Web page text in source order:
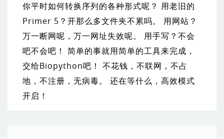
你平时如何转换序列的各种形式呢？ 用老旧的
Primer 5？开那么多文件夹不累吗。 用网站？
万一断网呢，万一网址失效呢。 用手写？不会
吧不会吧！ 简单的事就用简单的工具来完成，
交给Biopython吧！ 不花钱，不联网，不占
地，不注册，无病毒。 还在等什么，高效模式
开启！